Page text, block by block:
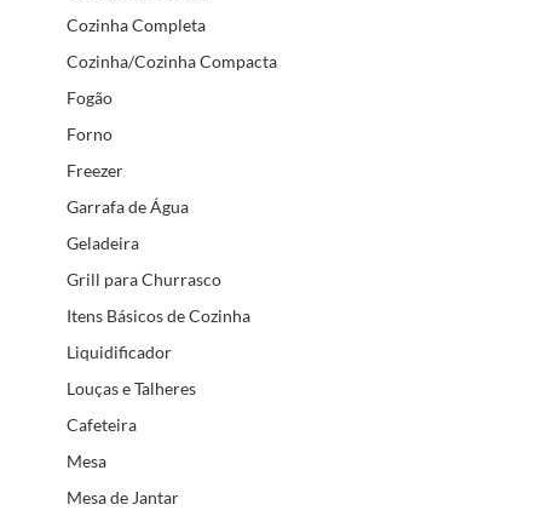
Cozinha Completa
Cozinha/Cozinha Compacta
Fogão
Forno
Freezer
Garrafa de Água
Geladeira
Grill para Churrasco
Itens Básicos de Cozinha
Liquidificador
Louças e Talheres
Cafeteira
Mesa
Mesa de Jantar